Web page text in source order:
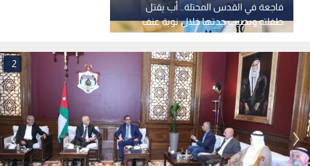
فاجعة في القدس المحتلة.. أب يقتل
طفلته ويصيب جدتها خلال نوبة عنف
2